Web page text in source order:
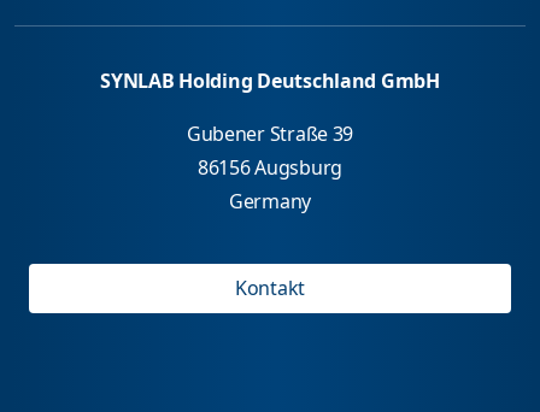
SYNLAB Holding Deutschland GmbH
Gubener Straße 39
86156 Augsburg
Germany
Kontakt